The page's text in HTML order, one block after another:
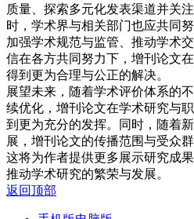
质量、探索多元化发表渠道并关
时，学术界与相关部门也应共同
加强学术规范与监管、推动学术
信在各方共同努力下，增刊论文
得到更为合理与公正的解决。
展望未来，随着学术评价体系的
续优化，增刊论文在学术研究与
到更为充分的发挥。同时，随着
展，增刊论文的传播范围与受众
这将为作者提供更多展示研究成
推动学术研究的繁荣与发展。
返回顶部